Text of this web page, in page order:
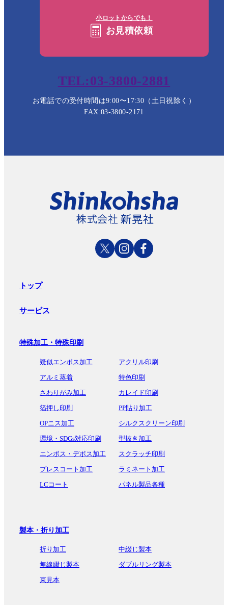
小ロットからでも！
お見積依頼
TEL:03-3800-2881
お電話での受付時間は9:00〜17:30（土日祝除く）
FAX:03-3800-2171
トップ
サービス
特殊加工・特殊印刷
疑似エンボス加工
アクリル印刷
アルミ蒸着
特色印刷
さわりがみ加工
カレイド印刷
箔押し印刷
PP貼り加工
OPニス加工
シルクスクリーン印刷
環境・SDGs対応印刷
型抜き加工
エンボス・デボス加工
スクラッチ印刷
プレスコート加工
ラミネート加工
LCコート
パネル製品各種
製本・折り加工
折り加工
中綴じ製本
無線綴じ製本
ダブルリング製本
束見本